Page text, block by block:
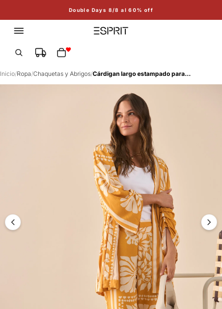
Double Days 8/8 al 60% off
Inicio/Ropa/Chaquetas y Abrigos/ Cárdigan largo estampado para mujer - Amarillo